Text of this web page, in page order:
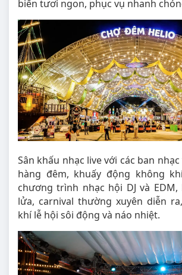
biến tươi ngon, phục vụ nhanh
Sân khấu nhạc live với các ban nhạc
hàng đêm, khuấy động không
chương trình nhạc hội DJ và
lửa, carnival thường xuyên diễn
khí lễ hội sôi động và náo nhiệt.